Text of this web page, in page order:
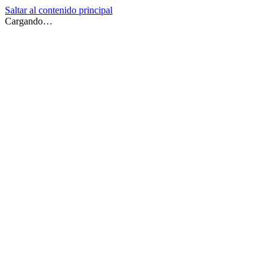
Saltar al contenido principal
Cargando…